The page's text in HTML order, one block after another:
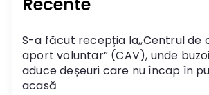
Recente
S-a făcut recepția la,,Centrul de
aport voluntar” (CAV), unde
aduce deșeuri care nu încap în
acasă